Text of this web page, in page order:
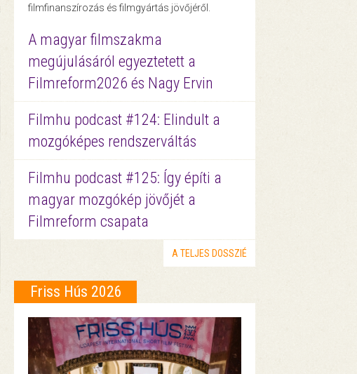
filmfinanszírozás és filmgyártás jövőjéről.
A magyar filmszakma
megújulásáról egyeztetett a
Filmreform2026 és Nagy Ervin
Filmhu podcast #124: Elindult a
mozgóképes rendszerváltás
Filmhu podcast #125: Így építi a
magyar mozgókép jövőjét a
Filmreform csapata
A TELJES DOSSZIÉ
Friss Hús 2026